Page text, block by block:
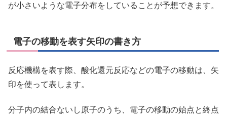
が小さいような電子分布をしていることが予想できます。
電子の移動を表す矢印の書き方
反応機構を表す際、酸化還元反応などの電子の移動は、矢
印を使って表します。
分子内の結合ないし原子のうち、電子の移動の始点と終点